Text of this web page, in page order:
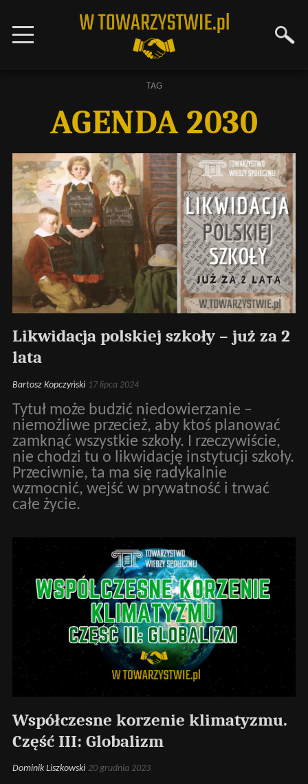
TAG
AGENDA 2030
Likwidacja polskiej szkoły – już za 2
lata
Bartosz Kopczyński 17 lipca 2024
Tytuł może budzić niedowierzanie –
niemożliwe przecież, aby ktoś planować
zamknąć wszystkie szkoły. I rzeczywiście,
nie chodzi tu o likwidację instytucji szkoły.
Przeciwnie, ta ma się radykalnie
wzmocnić, wejść w prywatność i trwać
całe życie.
Współczesne korzenie klimatyzmu.
Część III: Globalizm
Dominik Liszkowski 20 grudnia 2023